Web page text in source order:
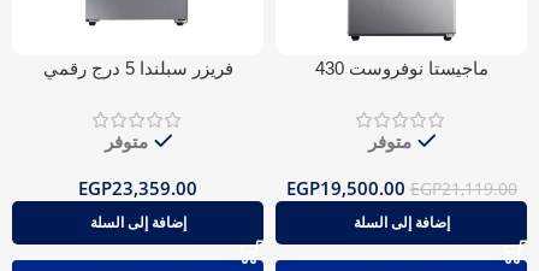
ماجيستا نوفروست 430
متوفر
EGP21,119.00
EGP19,500.00
إضافة إلى السلة
فريزر سبلندا 5 درج رقمي
متوفر
EGP23,359.00
إضافة إلى السلة